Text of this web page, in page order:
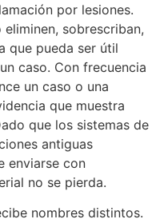
por lesiones.
sobrescriban,
que pueda ser útil
caso. Con frecuencia
un caso o una
que muestra
que los sistemas de
antiguas
enviarse con
no se pierda.
nombres distintos.